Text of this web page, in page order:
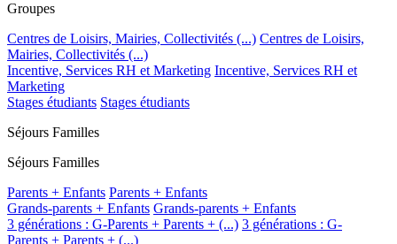
Groupes
Centres de Loisirs, Mairies, Collectivités (...) Centres de Loisirs,
Mairies, Collectivités (...)
Incentive, Services RH et Marketing Incentive, Services RH et
Marketing
Stages étudiants Stages étudiants
Séjours Familles
Séjours Familles
Parents + Enfants Parents + Enfants
Grands-parents + Enfants Grands-parents + Enfants
3 générations : G-Parents + Parents + (...) 3 générations : G-
Parents + Parents + (...)